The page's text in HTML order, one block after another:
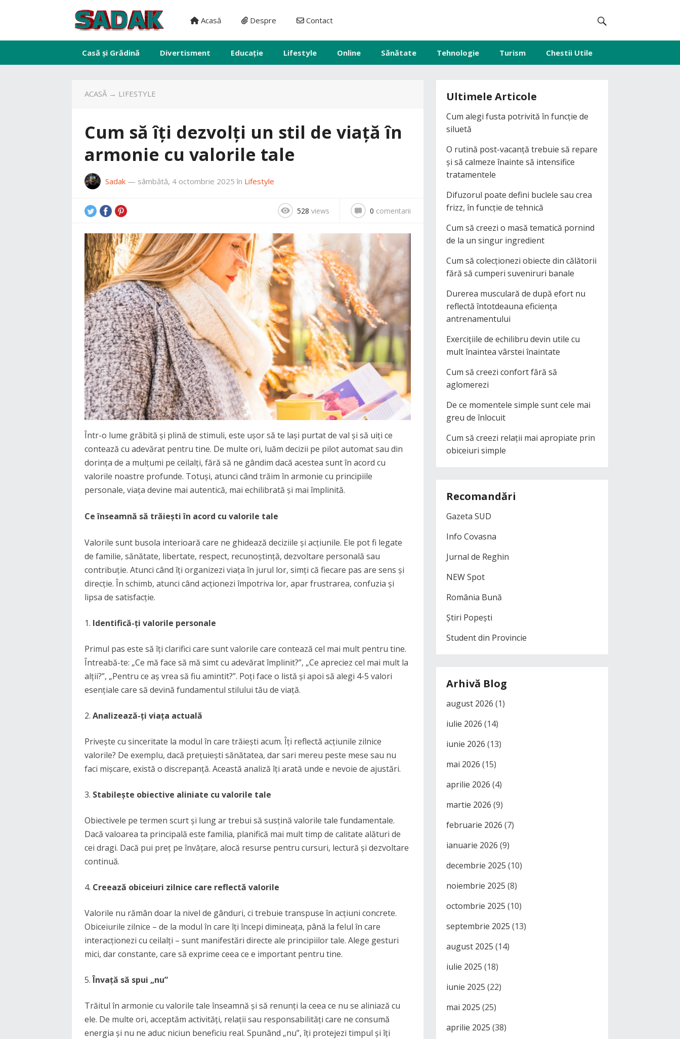
Acasă Despre Contact
Casă și Grădină Divertisment Educație Lifestyle Online Sănătate Tehnologie Turism Chestii Utile
ACASĂ→ LIFESTYLE
Cum să îți dezvolți un stil de viață în
armonie cu valorile tale
Sadak — sâmbătă, 4 octombrie 2025 în Lifestyle
528 views 0 comentarii
Într-o lume grăbită și plină de stimuli, este ușor să te lași purtat de val și să uiți ce
contează cu adevărat pentru tine. De multe ori, luăm decizii pe pilot automat sau din
dorința de a mulțumi pe ceilalți, fără să ne gândim dacă acestea sunt în acord cu
valorile noastre profunde. Totuși, atunci când trăim în armonie cu principiile
personale, viața devine mai autentică, mai echilibrată și mai împlinită.
Ce înseamnă să trăiești în acord cu valorile tale
Valorile sunt busola interioară care ne ghidează deciziile și acțiunile. Ele pot fi legate
de familie, sănătate, libertate, respect, recunoștință, dezvoltare personală sau
contribuție. Atunci când îți organizezi viața în jurul lor, simți că fiecare pas are sens și
direcție. În schimb, atunci când acționezi împotriva lor, apar frustrarea, confuzia și
lipsa de satisfacție.
Identifică-ți valorile personale
Primul pas este să îți clarifici care sunt valorile care contează cel mai mult pentru tine.
Întreabă-te: „Ce mă face să mă simt cu adevărat împlinit?”, „Ce apreciez cel mai mult la
alții?”, „Pentru ce aș vrea să fiu amintit?”. Poți face o listă și apoi să alegi 4-5 valori
esențiale care să devină fundamentul stilului tău de viață.
Analizează-ți viața actuală
Privește cu sinceritate la modul în care trăiești acum. Îți reflectă acțiunile zilnice
valorile? De exemplu, dacă prețuiești sănătatea, dar sari mereu peste mese sau nu
faci mișcare, există o discrepanță. Această analiză îți arată unde e nevoie de ajustări.
Stabilește obiective aliniate cu valorile tale
Obiectivele pe termen scurt și lung ar trebui să susțină valorile tale fundamentale.
Dacă valoarea ta principală este familia, planifică mai mult timp de calitate alături de
cei dragi. Dacă pui preț pe învățare, alocă resurse pentru cursuri, lectură și dezvoltare
continuă.
Creează obiceiuri zilnice care reflectă valorile
Valorile nu rămân doar la nivel de gânduri, ci trebuie transpuse în acțiuni concrete.
Obiceiurile zilnice – de la modul în care îți începi dimineața, până la felul în care
interacționezi cu ceilalți – sunt manifestări directe ale principiilor tale. Alege gesturi
mici, dar constante, care să exprime ceea ce e important pentru tine.
Învață să spui „nu”
Trăitul în armonie cu valorile tale înseamnă și să renunți la ceea ce nu se aliniază cu
ele. De multe ori, acceptăm activități, relații sau responsabilități care ne consumă
energia și nu ne aduc niciun beneficiu real. Spunând „nu”, îți protejezi timpul și îți
Ultimele Articole
Cum alegi fusta potrivită în funcție de
siluetă
O rutină post-vacanță trebuie să repare
și să calmeze înainte să intensifice
tratamentele
Difuzorul poate defini buclele sau crea
frizz, în funcție de tehnică
Cum să creezi o masă tematică pornind
de la un singur ingredient
Cum să colecționezi obiecte din călătorii
fără să cumperi suveniruri banale
Durerea musculară de după efort nu
reflectă întotdeauna eficiența
antrenamentului
Exercițiile de echilibru devin utile cu
mult înaintea vârstei înaintate
Cum să creezi confort fără să
aglomerezi
De ce momentele simple sunt cele mai
greu de înlocuit
Cum să creezi relații mai apropiate prin
obiceiuri simple
Recomandări
Gazeta SUD
Info Covasna
Jurnal de Reghin
NEW Spot
România Bună
Știri Popești
Student din Provincie
Arhivă Blog
august 2026 (1)
iulie 2026 (14)
iunie 2026 (13)
mai 2026 (15)
aprilie 2026 (4)
martie 2026 (9)
februarie 2026 (7)
ianuarie 2026 (9)
decembrie 2025 (10)
noiembrie 2025 (8)
octombrie 2025 (10)
septembrie 2025 (13)
august 2025 (14)
iulie 2025 (18)
iunie 2025 (22)
mai 2025 (25)
aprilie 2025 (38)